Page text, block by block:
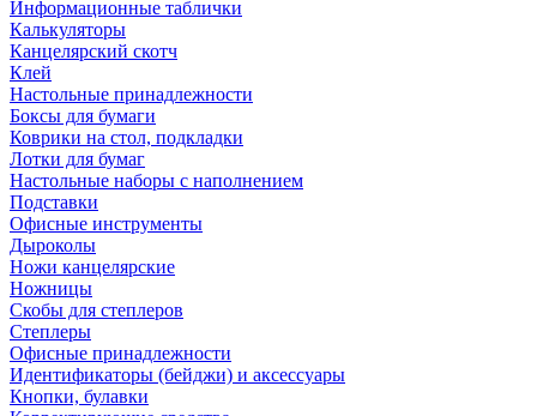
Информационные таблички
Калькуляторы
Канцелярский скотч
Клей
Настольные принадлежности
Боксы для бумаги
Коврики на стол, подкладки
Лотки для бумаг
Настольные наборы с наполнением
Подставки
Офисные инструменты
Дыроколы
Ножи канцелярские
Ножницы
Скобы для степлеров
Степлеры
Офисные принадлежности
Идентификаторы (бейджи) и аксессуары
Кнопки, булавки